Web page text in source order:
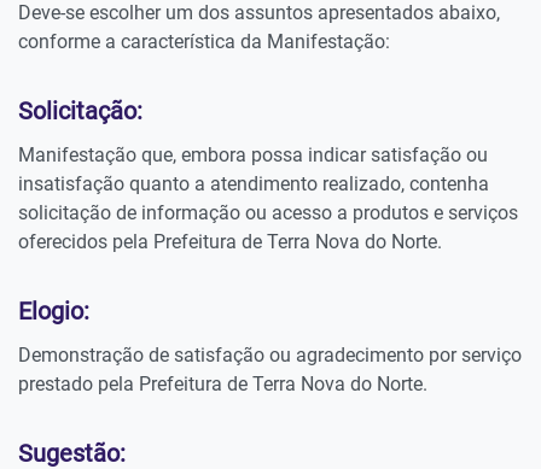
Deve-se escolher um dos assuntos apresentados abaixo,
conforme a característica da Manifestação:
Solicitação:
Manifestação que, embora possa indicar satisfação ou
insatisfação quanto a atendimento realizado, contenha
solicitação de informação ou acesso a produtos e serviços
oferecidos pela Prefeitura de Terra Nova do Norte.
Elogio:
Demonstração de satisfação ou agradecimento por serviço
prestado pela Prefeitura de Terra Nova do Norte.
Sugestão: